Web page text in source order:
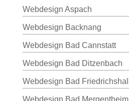
Webdesign Aspach
Webdesign Backnang
Webdesign Bad Cannstatt
Webdesign Bad Ditzenbach
Webdesign Bad Friedrichshall
Webdesign Bad Mergentheim